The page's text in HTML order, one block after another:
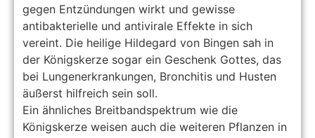
gegen Entzündungen wirkt und gewisse
antibakterielle und antivirale Effekte in sich
vereint. Die heilige Hildegard von Bingen sah in
der Königskerze sogar ein Geschenk Gottes, das
bei Lungenerkrankungen, Bronchitis und Husten
äußerst hilfreich sein soll.
Ein ähnliches Breitbandspektrum wie die
Königskerze weisen auch die weiteren Pflanzen in